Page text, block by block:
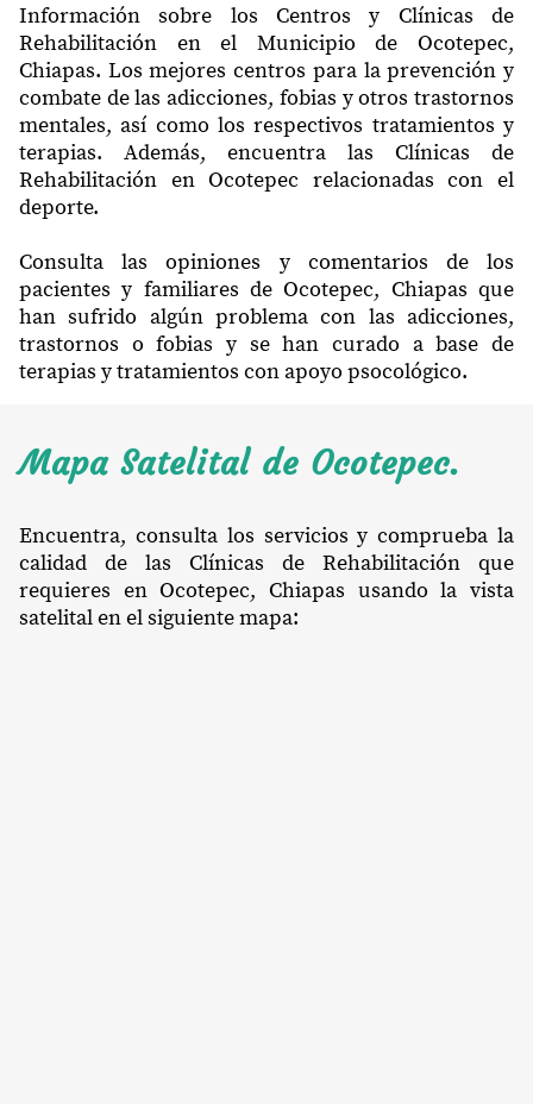
Información sobre los Centros y Clínicas de
Rehabilitación en el Municipio de Ocotepec,
Chiapas. Los mejores centros para la prevención y
combate de las adicciones, fobias y otros trastornos
mentales, así como los respectivos tratamientos y
terapias. Además, encuentra las Clínicas de
Rehabilitación en Ocotepec relacionadas con el
deporte.
Consulta las opiniones y comentarios de los
pacientes y familiares de Ocotepec, Chiapas que
han sufrido algún problema con las adicciones,
trastornos o fobias y se han curado a base de
terapias y tratamientos con apoyo psocológico.
Mapa Satelital de Ocotepec.
Encuentra, consulta los servicios y comprueba la
calidad de las Clínicas de Rehabilitación que
requieres en Ocotepec, Chiapas usando la vista
satelital en el siguiente mapa: